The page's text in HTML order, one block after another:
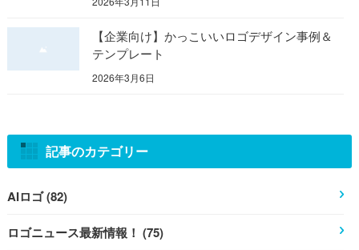
【企業向け】かっこいいロゴデザイン事例＆
テンプレート
2026年3月6日
記事のカテゴリー
AIロゴ (82)
ロゴニュース最新情報！ (75)